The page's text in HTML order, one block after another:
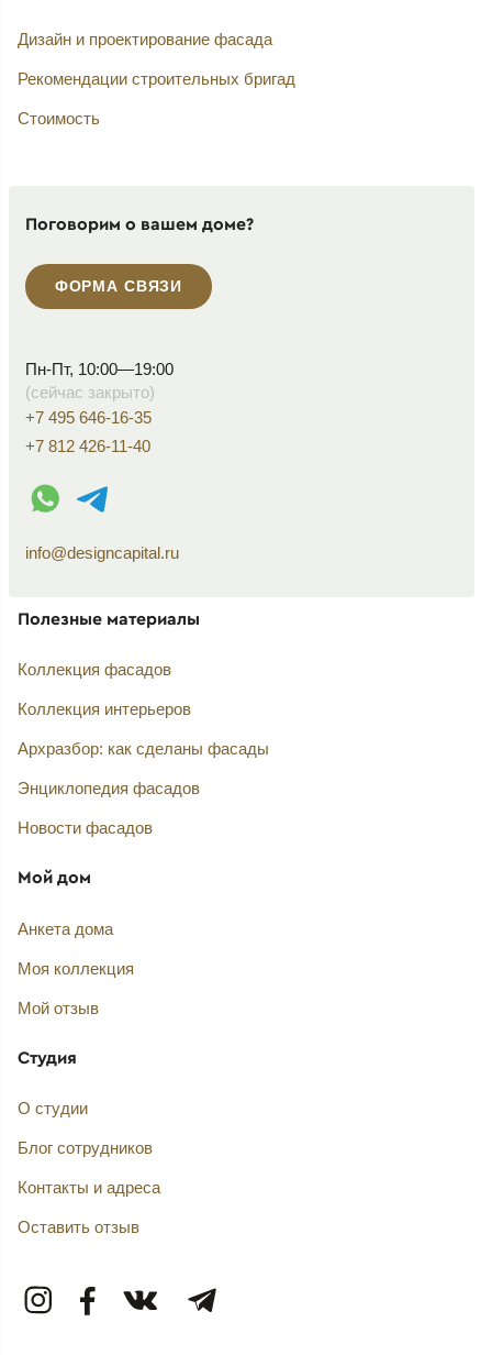
Дизайн и проектирование фасада
Рекомендации строительных бригад
Стоимость
Поговорим о вашем доме?
ФОРМА СВЯЗИ
Пн-Пт, 10:00—19:00
(сейчас закрыто)
+7 495 646-16-35
+7 812 426-11-40
WhatsApp контакт
Telegram контакт
info@designcapital.ru
Полезные материалы
Коллекция фасадов
Коллекция интерьеров
Архразбор: как сделаны фасады
Энциклопедия фасадов
Новости фасадов
Мой дом
Анкета дома
Моя коллекция
Мой отзыв
Студия
О студии
Блог сотрудников
Контакты и адреса
Оставить отзыв